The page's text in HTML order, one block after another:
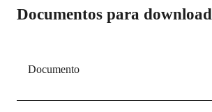
Documentos para download
Documento